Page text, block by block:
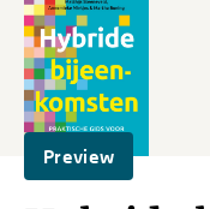
Preview